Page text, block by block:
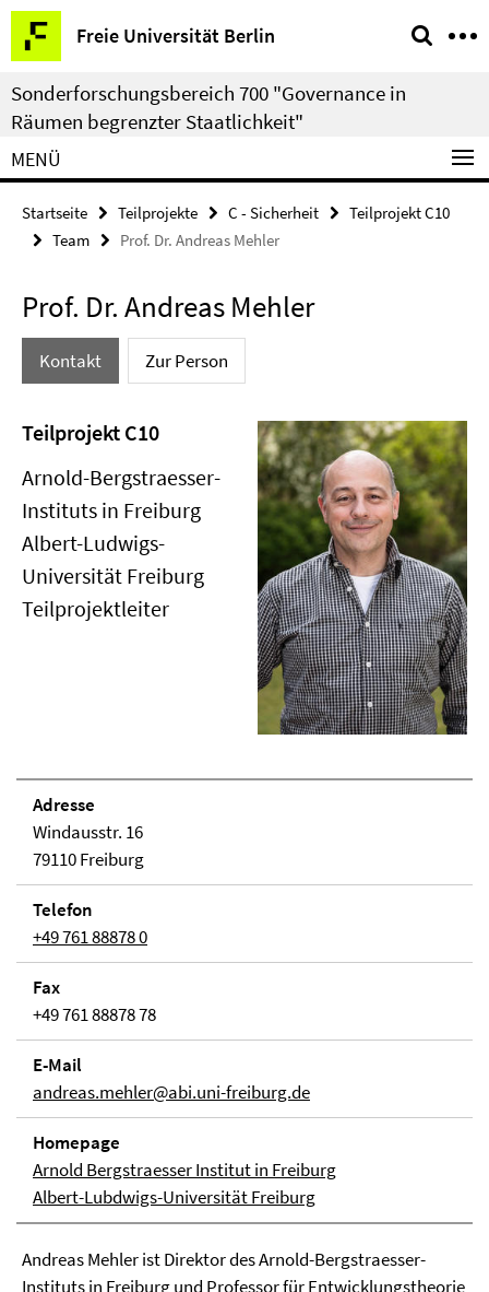
Springe
direkt
zu
Inhalt
Freie Universität Berlin
Service-
Navigation
Sonderforschungsbereich 700 "Governance in
Räumen begrenzter Staatlichkeit"
MENÜ
Startseite Teilprojekte C - Sicherheit
Teilprojekt C10
Team
Prof. Dr. Andreas Mehler
Prof. Dr. Andreas Mehler
Kontakt Zur Person
Teilprojekt C10
Arnold-Bergstraesser-
Instituts in Freiburg
Albert-Ludwigs-
Universität Freiburg
Teilprojektleiter
Adresse
Windausstr. 16
79110 Freiburg
Telefon
+49 761 88878 0
Fax
+49 761 88878 78
E-Mail
andreas.mehler@abi.uni-freiburg.de
Homepage
Arnold Bergstraesser Institut in Freiburg
Albert-Lubdwigs-Universität Freiburg
Andreas Mehler ist Direktor des Arnold-Bergstraesser-
Instituts in Freiburg und Professor für Entwicklungstheorie